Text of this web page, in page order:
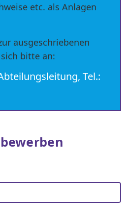
etc. als Anlagen
ausgeschriebenen
bitte an:
Tel.: